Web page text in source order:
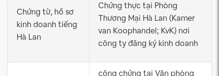
Chứng từ, hồ sơ
kinh doanh tiếng
Hà Lan
Chứng thực tại Phòng
Thương Mại Hà Lan (Kamer
van Koophandel; KvK) nơi
công ty đăng ký kinh doanh
công chứng tại Văn phòng